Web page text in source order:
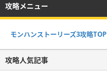
攻略メニュー
モンハンストーリーズ3攻略TOP
攻略人気記事